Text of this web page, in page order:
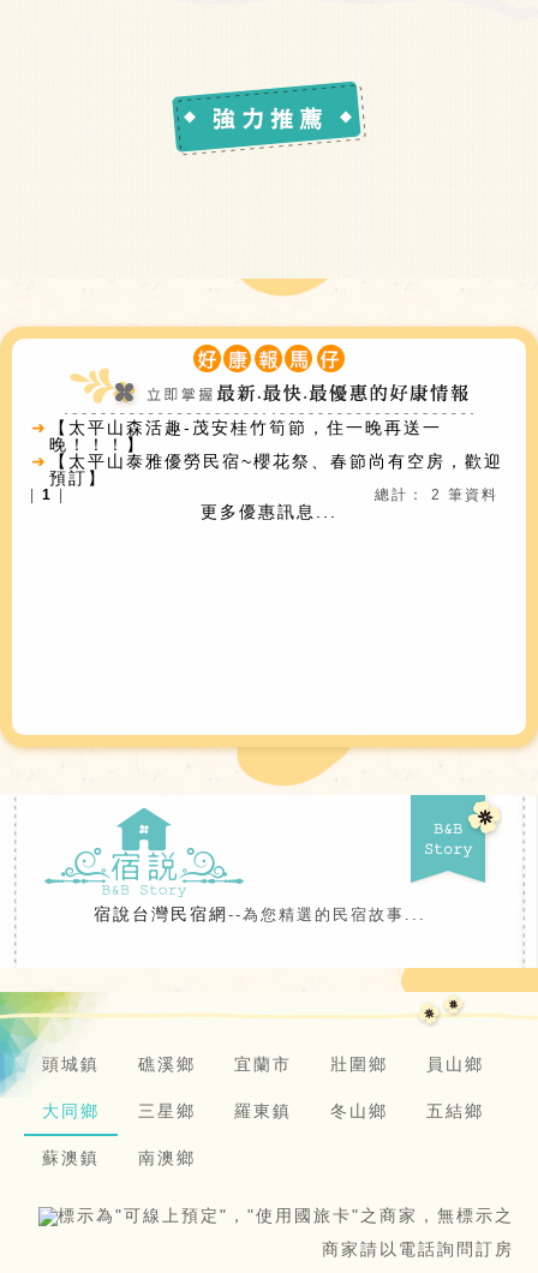
➜
【太平山森活趣-茂安桂竹筍節，住一晚再送一
晚！！！】
➜
【太平山泰雅優勞民宿~櫻花祭、春節尚有空房，歡迎
預訂】
| 1 | 總計： 2 筆資料
更多優惠訊息...
宿說台灣民宿網--為您精選的民宿故事...
頭城鎮 礁溪鄉 宜蘭市 壯圍鄉 員山鄉
大同鄉 三星鄉 羅東鎮 冬山鄉 五結鄉
蘇澳鎮 南澳鄉
標示為"可線上預定"，"使用國旅卡"之商家，無標示之
商家請以電話詢問訂房